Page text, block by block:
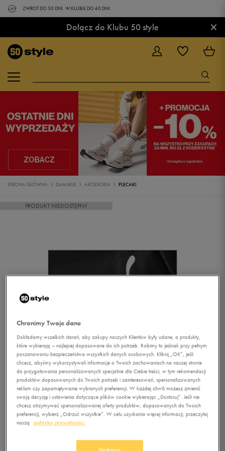
ZWROT DO 30 DNI. W KLUBIE DO 60 DNI.
Dołącz do Klubu 50 style ×
STRONA GŁÓWNA DAMSKIE AKCESORIA PLECAKI
PRODUKT NIEDOSTĘPNY
1/1
PUMA PLECAK PIONEER
Chronimy Twoje dane
Dokładamy wszelkich starań, aby zakupy naszych Klientów były udane, a produkty,
które wybierają – najlepiej dopasowane do ich potrzeb. Robimy to jednak przy pełnym
poszanowaniu bezpieczeństwa wszystkich danych osobowych. Kliknij „OK”, jeśli
chcesz, abyśmy wykorzystywali informacje o Twoich zachowaniach na naszej stronie
do przygotowania personalizowanych specjalnie dla Ciebie treści, w tym rekomendacji
produktów dopasowanych do Twoich potrzeb i zainteresowań, spersonalizowanych
reklam czy zapamiętywanie wybranych preferencji. W każdej chwili możesz zmienić
swoją decyzję i ustawienia dotyczące plików cookie wybierając „Dostosuj”. Jeśli nie
chcesz otrzymywać spersonalizowanej oferty produktów, dopasowanych do Twoich
preferencji, wybierz „Odrzuć wszystkie”. W celu uzyskania więcej informacji, przeczytaj
naszą
politykę prywatności.